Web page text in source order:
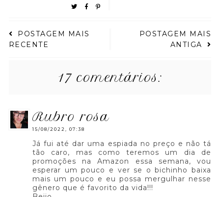
POSTAGEM MAIS
RECENTE
POSTAGEM MAIS
ANTIGA
17 comentários:
rubro rosa
15/08/2022, 07:38
Já fui até dar uma espiada no preço e não tá
tão caro, mas como teremos um dia de
promoções na Amazon essa semana, vou
esperar um pouco e ver se o bichinho baixa
mais um pouco e eu possa mergulhar nesse
gênero que é favorito da vida!!!